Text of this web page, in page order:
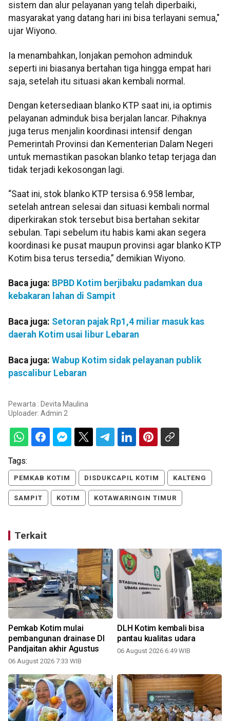
sistem dan alur pelayanan yang telah diperbaiki,
masyarakat yang datang hari ini bisa terlayani semua,"
ujar Wiyono.
Ia menambahkan, lonjakan pemohon adminduk
seperti ini biasanya bertahan tiga hingga empat hari
saja, setelah itu situasi akan kembali normal.
Dengan ketersediaan blanko KTP saat ini, ia optimis
pelayanan adminduk bisa berjalan lancar. Pihaknya
juga terus menjalin koordinasi intensif dengan
Pemerintah Provinsi dan Kementerian Dalam Negeri
untuk memastikan pasokan blanko tetap terjaga dan
tidak terjadi kekosongan lagi.
“Saat ini, stok blanko KTP tersisa 6.958 lembar,
setelah antrean selesai dan situasi kembali normal
diperkirakan stok tersebut bisa bertahan sekitar
sebulan. Tapi sebelum itu habis kami akan segera
koordinasi ke pusat maupun provinsi agar blanko KTP
Kotim bisa terus tersedia,” demikian Wiyono.
Baca juga: BPBD Kotim berjibaku padamkan dua
kebakaran lahan di Sampit
Baca juga: Setoran pajak Rp1,4 miliar masuk kas
daerah Kotim usai libur Lebaran
Baca juga: Wabup Kotim sidak pelayanan publik
pascalibur Lebaran
Pewarta : Devita Maulina
Uploader: Admin 2
Tags:
PEMKAB KOTIM DISDUKCAPIL KOTIM KALTENG
SAMPIT KOTIM KOTAWARINGIN TIMUR
Terkait
Pemkab Kotim mulai
pembangunan drainase DI
Pandjaitan akhir Agustus
06 August 2026 7:33 WIB
DLH Kotim kembali bisa
pantau kualitas udara
06 August 2026 6:49 WIB